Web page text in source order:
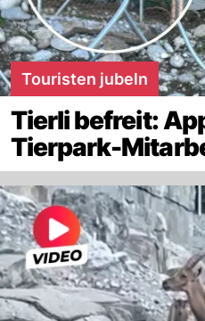
Touristen jubeln
Tierli befreit:
Tierpark-